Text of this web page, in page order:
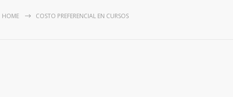
HOME COSTO PREFERENCIAL EN CURSOS